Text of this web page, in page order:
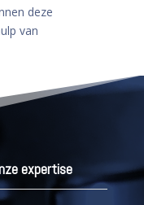
deze
van
expertise